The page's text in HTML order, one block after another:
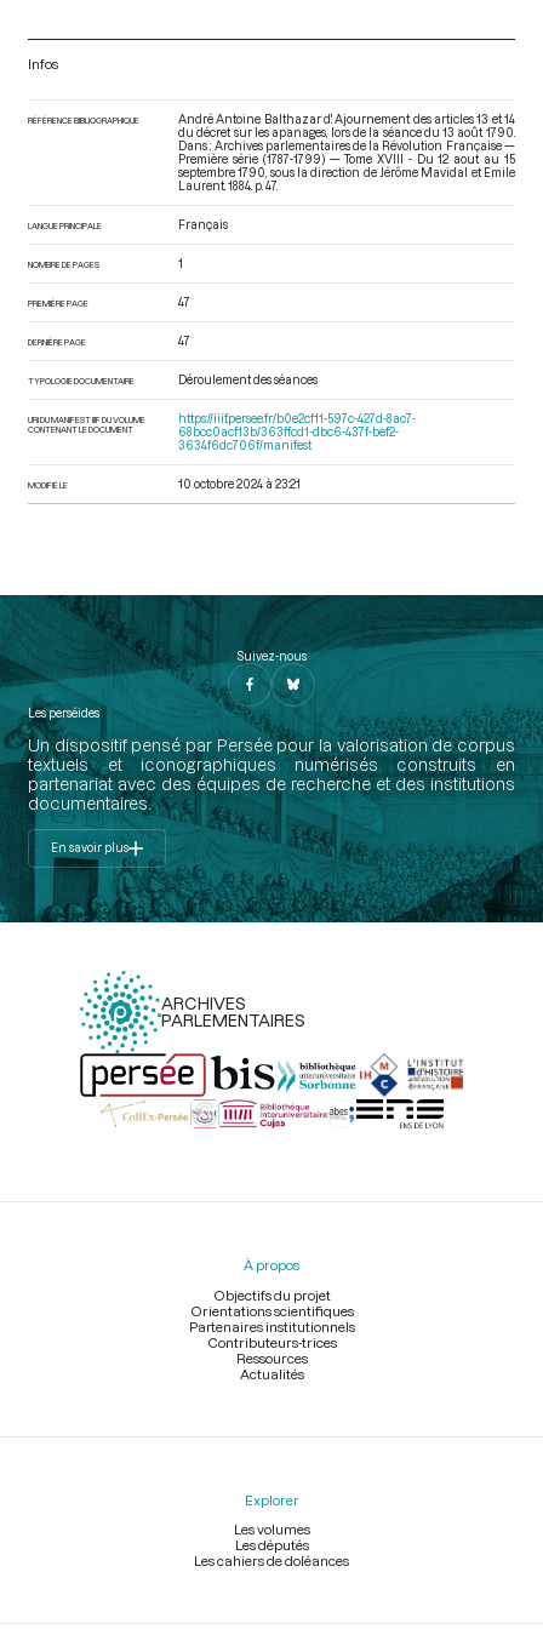
Infos
RÉFÉRENCE BIBLIOGRAPHIQUE
André Antoine Balthazar d'. Ajournement des articles 13 et 14
du décret sur les apanages, lors de la séance du 13 août 1790.
Dans : Archives parlementaires de la Révolution Française —
Première série (1787-1799) — Tome XVIII - Du 12 aout au 15
septembre 1790 , sous la direction de Jérôme Mavidal et Emile
Laurent. 1884. p. 47.
LANGUE PRINCIPALE Français
NOMBRE DE PAGES 1
PREMIÈRE PAGE 47
DERNIÈRE PAGE 47
TYPOLOGIE DOCUMENTAIRE Déroulement des séances
URI DU MANIFEST IIIF DU VOLUME
CONTENANT LE DOCUMENT
https://iiif.persee.fr/b0e2cf11-597c-427d-8ac7-
68bcc0acf13b/363ffcd1-dbc6-437f-bef2-
3634f6dc706f/manifest
MODIFIÉ LE 10 octobre 2024 à 23:21
Suivez-nous
Les perséides
Un dispositif pensé par Persée pour la valorisation de corpus
textuels et iconographiques numérisés construits en
partenariat avec des équipes de recherche et des institutions
documentaires.
En savoir plus
ARCHIVES
PARLEMENTAIRES
Menu
À propos
Objectifs du projet
Orientations scientifiques
Partenaires institutionnels
Contributeurs-trices
Ressources
Actualités
Explorer
Les volumes
Les députés
Les cahiers de doléances